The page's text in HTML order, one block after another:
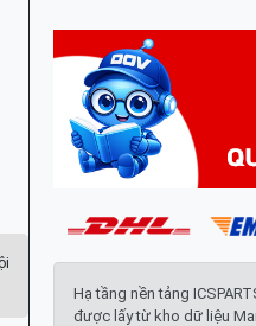
Hạ tầng nền tảng
được lấy từ kho dữ liệu